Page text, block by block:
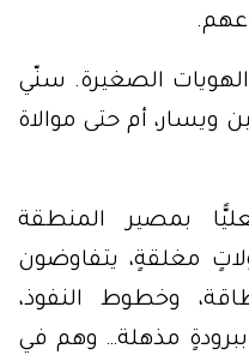
الهويات الصغيرة. سنّي
أم حتى موالاة
بمصير المنطقة
مغلقةٍ، يتفاوضون
وخطوط النفوذ،
ببرودةٍ مذهلة… وهم في